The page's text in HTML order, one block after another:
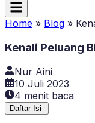
Home » Blog »
Kenali Peluang
Nur Aini
10 Juli 2023
4 menit baca
Daftar Isi-